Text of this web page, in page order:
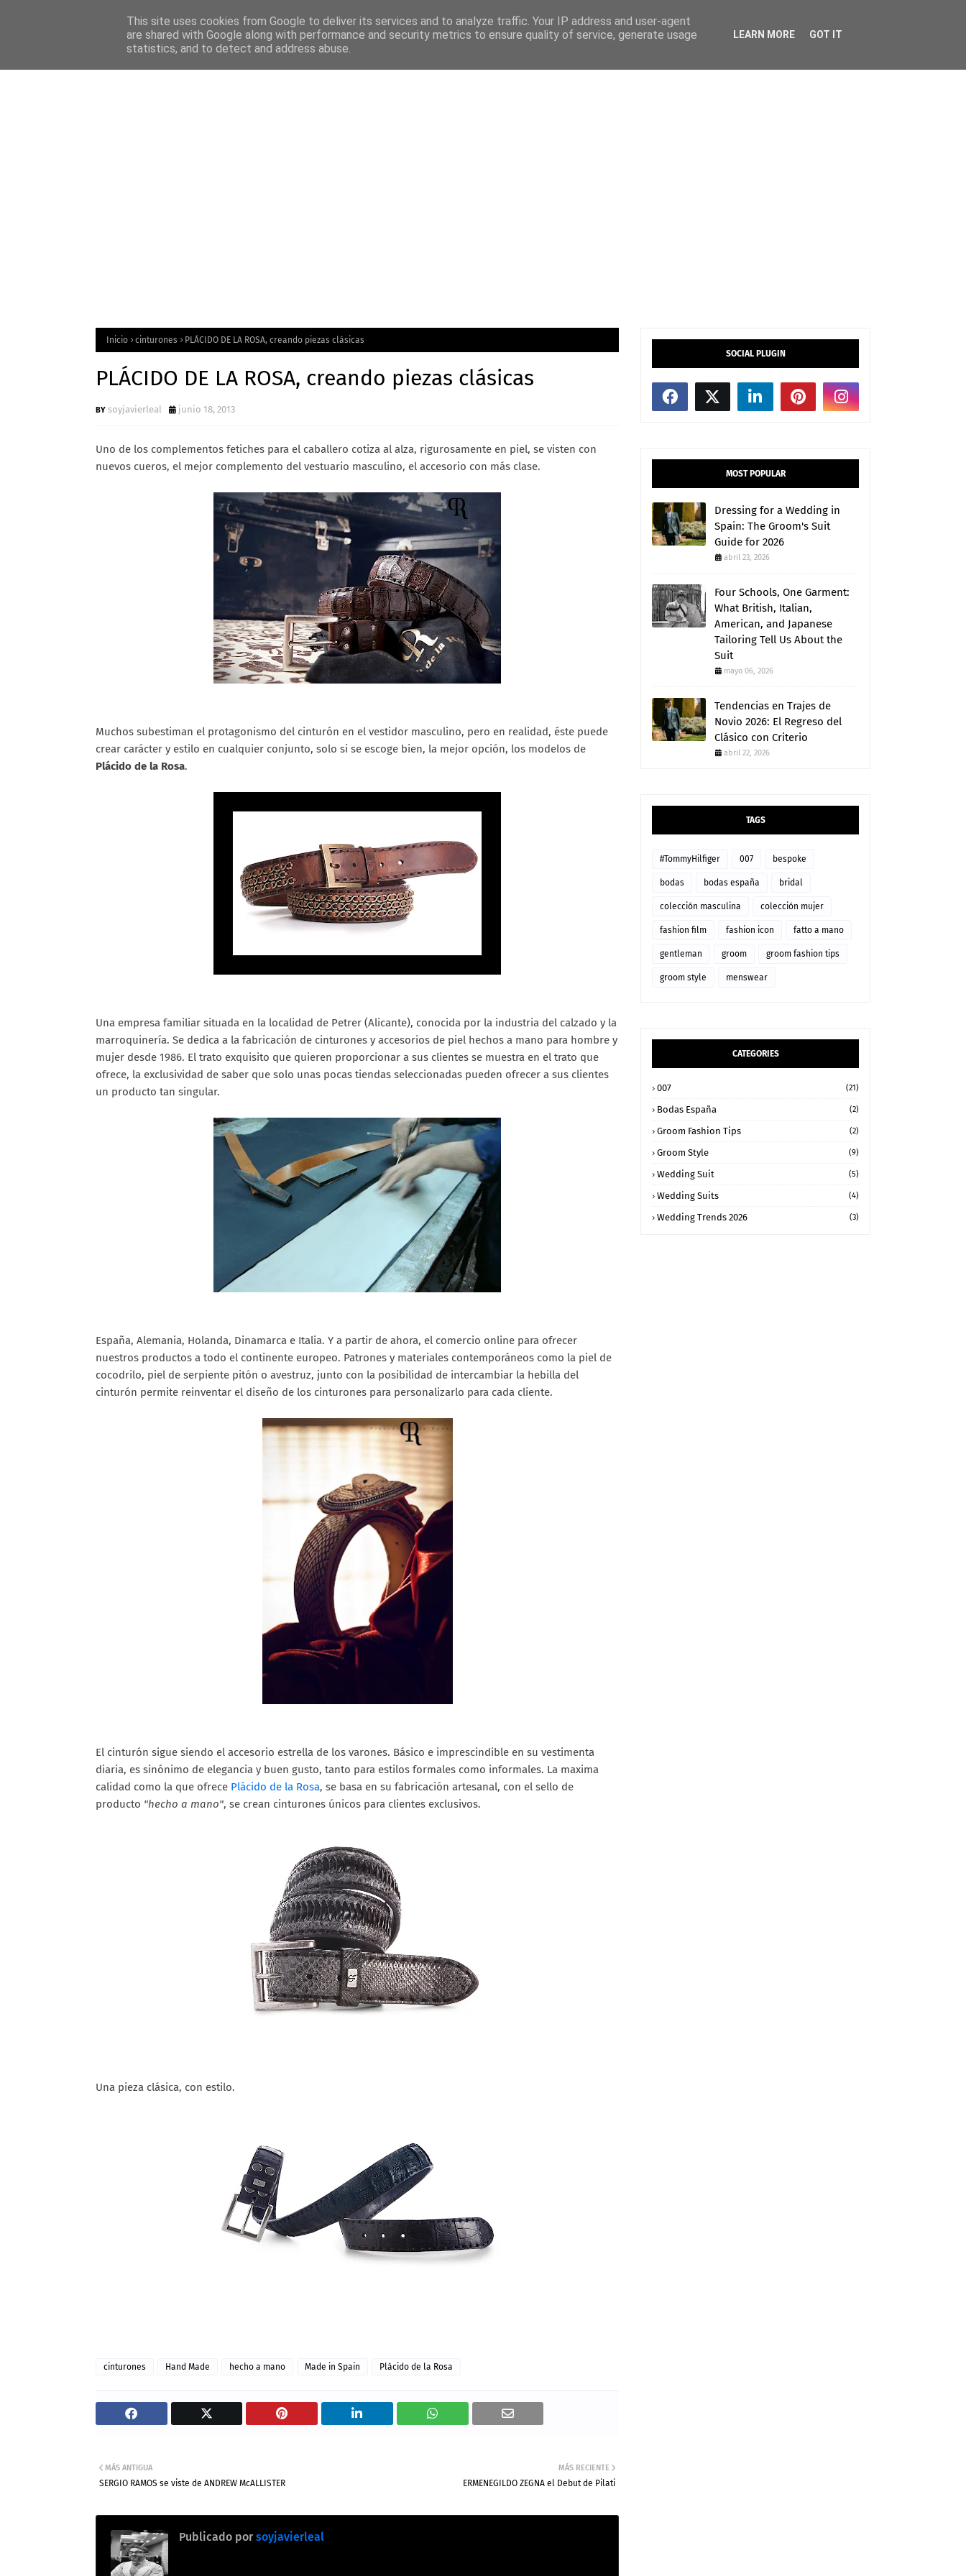
Home Features Menciones Mega Menu
Inicio cinturones PLÁCIDO DE LA ROSA, creando piezas clásicas
PLÁCIDO DE LA ROSA, creando piezas clásicas
soyjavierleal junio 18, 2013
Uno de los complementos fetiches para el caballero cotiza al alza, rigurosamente en piel, se visten con
nuevos cueros, el mejor complemento del vestuario masculino, el accesorio con más clase.
Muchos subestiman el protagonismo del cinturón en el vestidor masculino, pero en realidad, éste puede
crear carácter y estilo en cualquier conjunto, solo si se escoge bien, la mejor opción, los modelos de
Plácido de la Rosa.
Una empresa familiar situada en la localidad de Petrer (Alicante), conocida por la industria del calzado y la
marroquinería. Se dedica a la fabricación de cinturones y accesorios de piel hechos a mano para hombre y
mujer desde 1986. El trato exquisito que quieren proporcionar a sus clientes se muestra en el trato que
ofrece, la exclusividad de saber que solo unas pocas tiendas seleccionadas pueden ofrecer a sus clientes
un producto tan singular.
España, Alemania, Holanda, Dinamarca e Italia. Y a partir de ahora, el comercio online para ofrecer
nuestros productos a todo el continente europeo. Patrones y materiales contemporáneos como la piel de
cocodrilo, piel de serpiente pitón o avestruz, junto con la posibilidad de intercambiar la hebilla del
cinturón permite reinventar el diseño de los cinturones para personalizarlo para cada cliente.
El cinturón sigue siendo el accesorio estrella de los varones. Básico e imprescindible en su vestimenta
diaria, es sinónimo de elegancia y buen gusto, tanto para estilos formales como informales. La maxima
calidad como la que ofrece Plácido de la Rosa, se basa en su fabricación artesanal, con el sello de
producto "hecho a mano", se crean cinturones únicos para clientes exclusivos.
Una pieza clásica, con estilo.
cinturones Hand Made hecho a mano Made in Spain Plácido de la Rosa
MÁS RECIENTE
ERMENEGILDO ZEGNA el Debut de Pilati
MÁS ANTIGUA
SERGIO RAMOS se viste de ANDREW McALLISTER
Publicado por soyjavierleal
SOCIAL PLUGIN
MOST POPULAR
Dressing for a Wedding in
Spain: The Groom's Suit
Guide for 2026
abril 23, 2026
Four Schools, One Garment:
What British, Italian,
American, and Japanese
Tailoring Tell Us About the
Suit
mayo 06, 2026
Tendencias en Trajes de
Novio 2026: El Regreso del
Clásico con Criterio
abril 22, 2026
TAGS
#TommyHilfiger 007 bespoke
bodas bodas españa bridal
colección masculina colección mujer
fashion film fashion icon fatto a mano
gentleman groom groom fashion tips
groom style menswear
CATEGORIES
007 (21)
Bodas España (2)
Groom Fashion Tips (2)
Groom Style (9)
Wedding Suit (5)
Wedding Suits (4)
Wedding Trends 2026 (3)
This site uses cookies from Google to deliver its services and to analyze traffic. Your IP address and user-agent
are shared with Google along with performance and security metrics to ensure quality of service, generate usage
statistics, and to detect and address abuse.
LEARN MORE GOT IT